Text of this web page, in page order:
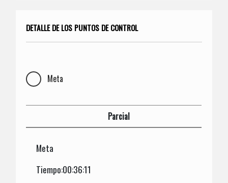
DETALLE DE LOS PUNTOS DE CONTROL
Meta
Parcial
Meta
Tiempo:00:36:11